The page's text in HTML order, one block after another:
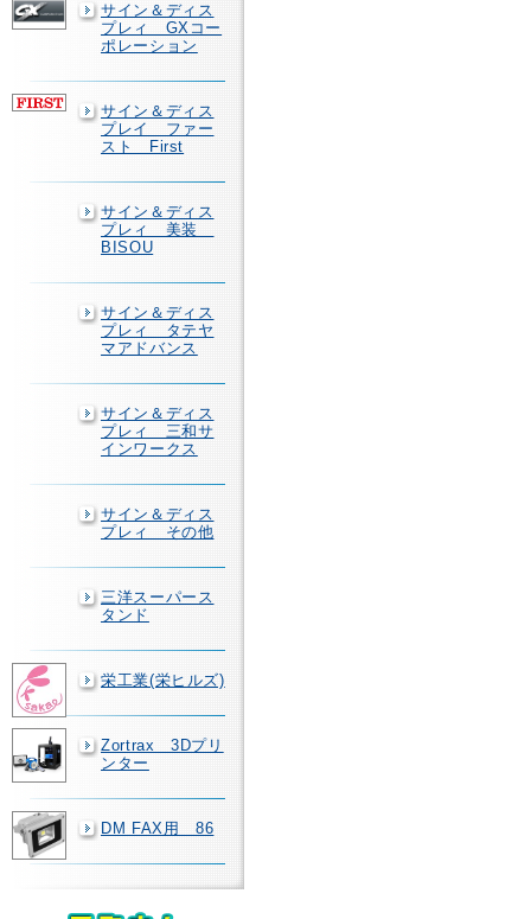
サイン＆ディス
プレィ GXコー
ポレーション
サイン＆ディス
プレイ ファー
スト First
サイン＆ディス
プレィ 美装
BISOU
サイン＆ディス
プレィ タテヤ
マアドバンス
サイン＆ディス
プレィ 三和サ
インワークス
サイン＆ディス
プレィ その他
三洋スーパース
タンド
栄工業(栄ヒルズ)
Zortrax 3Dプリ
ンター
DM FAX用 86